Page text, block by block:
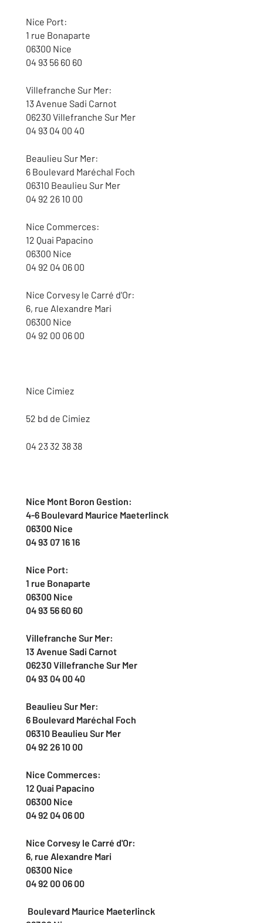
Nice Port:
1 rue Bonaparte
06300 Nice
04 93 56 60 60
Villefranche Sur Mer:
13 Avenue Sadi Carnot
06230 Villefranche Sur Mer
04 93 04 00 40
Beaulieu Sur Mer:
6 Boulevard Maréchal Foch
06310 Beaulieu Sur Mer
04 92 26 10 00
Nice Commerces:
12 Quai Papacino
06300 Nice
04 92 04 06 00
Nice Corvesy le Carré d'Or:
6, rue Alexandre Mari
06300 Nice
04 92 00 06 00
Nice Cimiez
52 bd de Cimiez
04 23 32 38 38
Nice Mont Boron Gestion:
4-6 Boulevard Maurice Maeterlinck
06300 Nice
04 93 07 16 16
Nice Port:
1 rue Bonaparte
06300 Nice
04 93 56 60 60
Villefranche Sur Mer:
13 Avenue Sadi Carnot
06230 Villefranche Sur Mer
04 93 04 00 40
Beaulieu Sur Mer:
6 Boulevard Maréchal Foch
06310 Beaulieu Sur Mer
04 92 26 10 00
Nice Commerces:
12 Quai Papacino
06300 Nice
04 92 04 06 00
Nice Corvesy le Carré d'Or:
6, rue Alexandre Mari
06300 Nice
04 92 00 06 00
Boulevard Maurice Maeterlinck